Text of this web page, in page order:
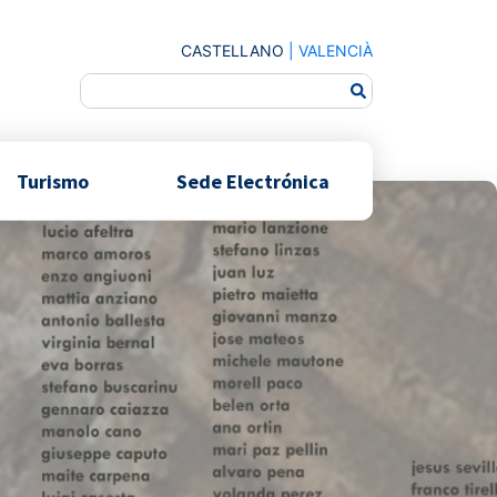
CASTELLANO VALENCIÀ
Turismo Sede Electrónica